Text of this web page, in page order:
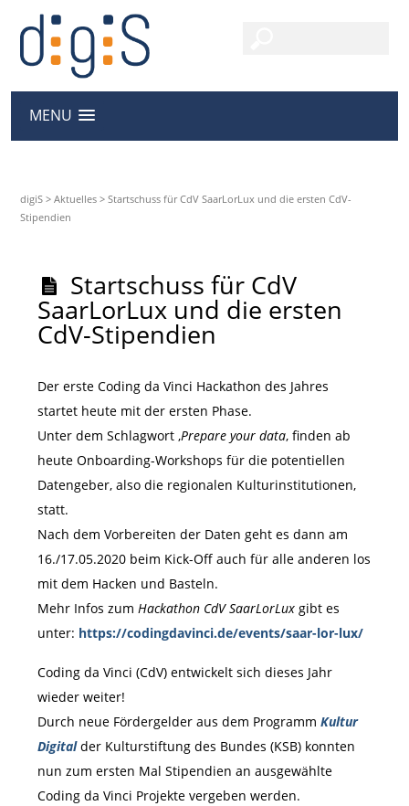
MENU
digiS >Aktuelles >Startschuss für CdV SaarLorLux und die ersten CdV-
Stipendien
Startschuss für CdV
SaarLorLux und die ersten
CdV-Stipendien
Der erste Coding da Vinci Hackathon des Jahres
startet heute mit der ersten Phase.
Unter dem Schlagwort ‚Prepare your data‚ finden ab
heute Onboarding-Workshops für die potentiellen
Datengeber, also die regionalen Kulturinstitutionen,
statt.
Nach dem Vorbereiten der Daten geht es dann am
16./17.05.2020 beim Kick-Off auch für alle anderen los
mit dem Hacken und Basteln.
Mehr Infos zum Hackathon CdV SaarLorLuxgibt es
unter: https://codingdavinci.de/events/saar-lor-lux/
Coding da Vinci (CdV) entwickelt sich dieses Jahr
wieder weiter!
Durch neue Fördergelder aus dem Programm Kultur
Digitalder Kulturstiftung des Bundes (KSB) konnten
nun zum ersten Mal Stipendien an ausgewählte
Coding da Vinci Projekte vergeben werden.